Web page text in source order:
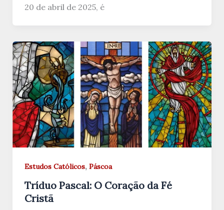
20 de abril de 2025, é
Estudos Católicos, Páscoa
Tríduo Pascal: O Coração da Fé
Cristã